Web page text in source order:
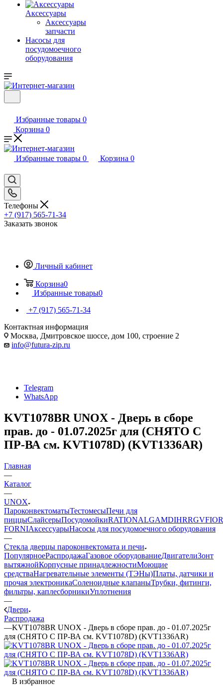
Аксессуары
Аксессуары
запчасти
Насосы для
посудомоечного
оборудования
Избранные товары 0
Корзина 0
Избранные товары 0 Корзина 0
Телефоны
+7 (917) 565-71-34
Заказать звонок
Личный кабинет
Корзина0
Избранные товары0
+7 (917) 565-71-34
Контактная информация
Москва, Дмитровское шоссе, дом 100, строение 2
info@futura-zip.ru
Telegram
WhatsApp
KVT1078BR UNOX - Дверь в сборе
прав. до - 01.07.2025г для (СНЯТО С
ПР-ВА см. KVT1078D) (KVT1336AR)
Главная
—
Каталог
—
UNOX
ПароконвектоматыТестомесыПечи для
пиццыСлайсерыПосудомойкиRATIONALGAMDIHRRGV
FORNIАксессуарыНасосы для посудомоечного оборудования
—
Стекла дверцы пароконвектомата и печи
ПопулярноеРаспродажаГазовое оборудованиеДвигателиЗонт
вытяжнойКорпусные принадлежностиМоющие
средстваНагревательные элементы (ТЭНы)Платы, датчики и
прочая электроникаСоленоидные клапаныТрубки, фитинги,
фильтры, каплесборникиУплотнения
—
Двери
Распродажа
—KVT1078BR UNOX - Дверь в сборе прав. до - 01.07.2025г
для (СНЯТО С ПР-ВА см. KVT1078D) (KVT1336AR)
В избранное